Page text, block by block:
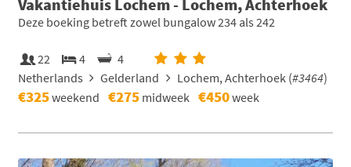
Vakantiehuis Lochem - Lochem, Achterhoek
Deze boeking betreft zowel bungalow 234 als 242
22 4
4
Netherlands
Gelderland Lochem, Achterhoek (#3464)
€325weekend €275 midweek €450week